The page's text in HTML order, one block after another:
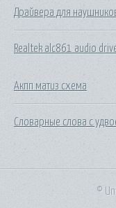
Драйвера для
Realtek alc861 audio
Акпп матиз схема
Словарные слова с
©